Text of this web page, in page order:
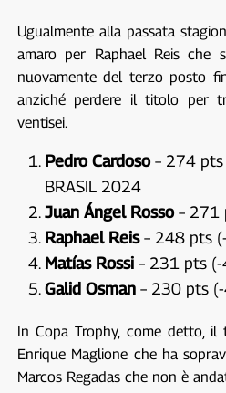
Ugualmente alla passata
amaro per Raphael Reis che
nuovamente del terzo posto
anziché perdere il titolo per
ventisei.
Pedro Cardoso– 274 pts
BRASIL 2024
Juan Ángel Rosso– 271
Raphael Reis– 248 pts
Matías Rossi– 231 pts (-
Galid Osman– 230 pts
In Copa Trophy, come detto,
Enrique Maglione che ha
Marcos Regadas che non è